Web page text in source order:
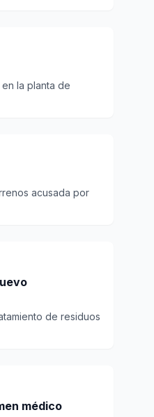
la planta de
acusada por
de residuos
médico